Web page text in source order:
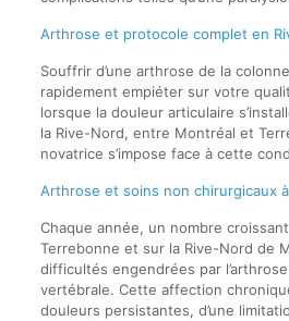
Arthrose et protocole complet en
Souffrir d’une arthrose de la
rapidement empiéter sur votre
lorsque la douleur articulaire
la Rive-Nord, entre Montréal et
novatrice s’impose face à cette
Arthrose et soins non chirurgicaux
Chaque année, un nombre
Terrebonne et sur la Rive-Nord de
difficultés engendrées par
vertébrale. Cette affection
douleurs persistantes, d’une